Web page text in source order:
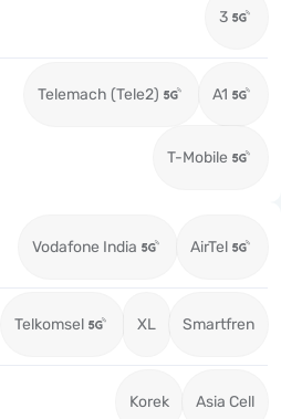
3
Telemach (Tele2) A1
T-Mobile
Vodafone India AirTel
Telkomsel XL Smartfren
Korek Asia Cell